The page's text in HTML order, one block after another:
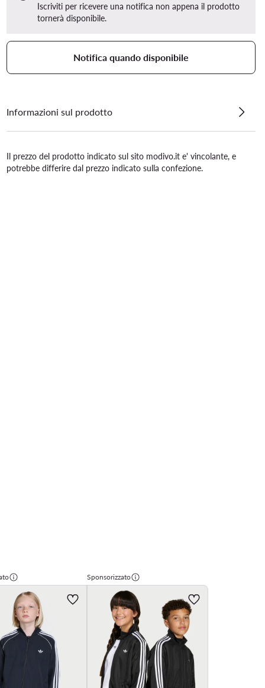
Iscriviti per ricevere una notifica non appena il prodotto
tornerà disponibile.
Notifica quando disponibile
Informazioni sul prodotto
Il prezzo del prodotto indicato sul sito modivo.it e' vincolante, e
potrebbe differire dal prezzo indicato sulla confezione.
Sponsorizzato